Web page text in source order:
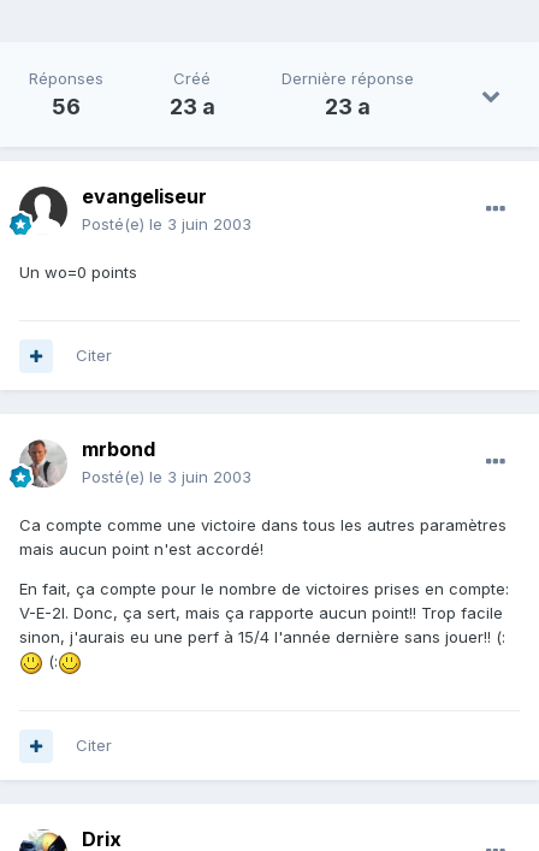
Réponses
56
Créé
23 a
Dernière réponse
23 a
evangeliseur
Posté(e) le 3 juin 2003
Un wo=0 points
Citer
mrbond
Posté(e) le 3 juin 2003
Ca compte comme une victoire dans tous les autres paramètres
mais aucun point n'est accordé!
En fait, ça compte pour le nombre de victoires prises en compte:
V-E-2I. Donc, ça sert, mais ça rapporte aucun point!! Trop facile
sinon, j'aurais eu une perf à 15/4 l'année dernière sans jouer!! (:
(:
Citer
Drix